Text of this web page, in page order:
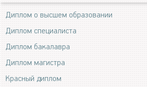
Диплом о высшем образовании
Диплом специалиста
Диплом бакалавра
Диплом магистра
Красный диплом